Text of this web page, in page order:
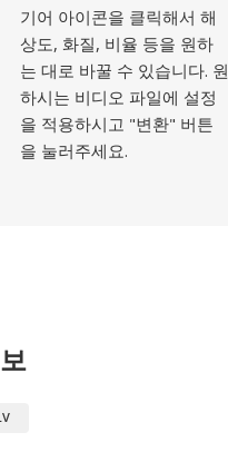
기어 아이콘을 클릭해서 해
상도, 화질, 비율 등을 원하
는 대로 바꿀 수 있습니다. 원
하시는 비디오 파일에 설정
을 적용하시고 "변환" 버튼
을 눌러주세요.